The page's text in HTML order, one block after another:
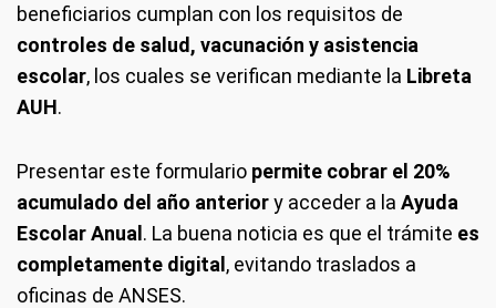
beneficiarios cumplan con los requisitos de
controles de salud, vacunación y asistencia
escolar, los cuales se verifican mediante la Libreta
AUH.
Presentar este formulario permite cobrar el 20%
acumulado del año anteriory acceder a la Ayuda
Escolar Anual . La buena noticia es que el trámite es
completamente digital , evitando traslados a
oficinas de ANSES.